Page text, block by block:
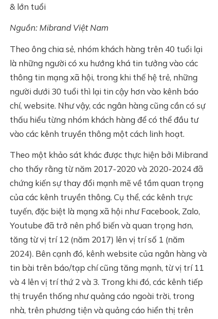
Nguồn: Mibrand Việt Nam
Theo ông chia sẻ, nhóm khách hàng trên 40 tuổi lại
là những người có xu hướng khá tin tưởng vào các
thông tin mạng xã hội, trong khi thế hệ trẻ, những
người dưới 30 tuổi thì lại tin cậy hơn vào kênh báo
chí, website. Như vậy, các ngân hàng cũng cần có sự
thấu hiểu từng nhóm khách hàng để có thể đầu tư
vào các kênh truyền thông một cách linh hoạt.
Theo một khảo sát khác được thực hiện bởi Mibrand
cho thấy rằng từ năm 2017-2020 và 2020-2024 đã
chứng kiến sự thay đổi mạnh mẽ về tầm quan trọng
của các kênh truyền thông. Cụ thể, các kênh trực
tuyến, đặc biệt là mạng xã hội như Facebook, Zalo,
Youtube đã trở nên phổ biến và quan trọng hơn,
tăng từ vị trí 12 (năm 2017) lên vị trí số 1 (năm
2024). Bên cạnh đó, kênh website của ngân hàng và
tin bài trên báo/tạp chí cũng tăng mạnh, từ vị trí 11
và 4 lên vị trí thứ 2 và 3. Trong khi đó, các kênh tiếp
thị truyền thống như quảng cáo ngoài trời, trong
nhà, trên phương tiện và quảng cáo hiển thị trên